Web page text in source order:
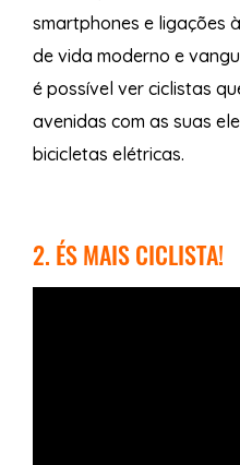
smartphones e ligações
de vida moderno e
é possível ver ciclistas
avenidas com as suas
bicicletas elétricas.
2. ÉS MAIS CICLISTA!